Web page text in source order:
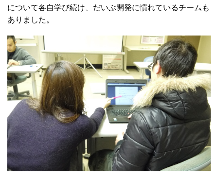
について各自学び続け、だいぶ開発に慣れているチームも
ありました。